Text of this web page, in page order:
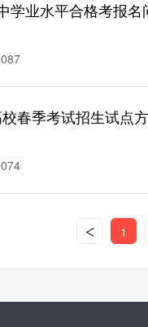
学业水平合格考报名
春季考试招生试点
< 1